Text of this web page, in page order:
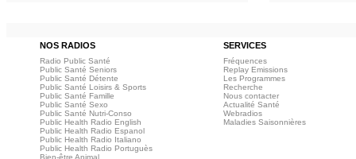
NOS RADIOS SERVICES
Radio Public Santé
Public Santé Seniors
Public Santé Détente
Public Santé Loisirs & Sports
Public Santé Famille
Public Santé Sexo
Public Santé Nutri-Conso
Public Health Radio English
Public Health Radio Espanol
Public Health Radio Italiano
Public Health Radio Portuguès
Bien-être Animal
Fréquences
Replay Emissions
Les Programmes
Recherche
Nous contacter
Actualité Santé
Webradios
Maladies Saisonnières